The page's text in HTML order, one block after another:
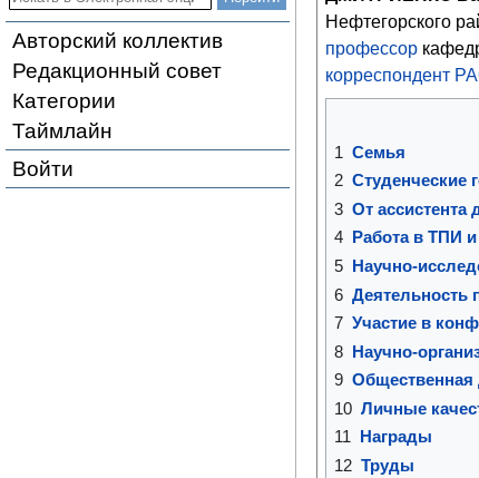
Авторский коллектив
Редакционный совет
Категории
Таймлайн
Войти
Нефтегорского
профессор
корреспондент
1 Семья
2 Студенческие
3 От ассистента
4
Работа в ТПИ
5 Научно-
6 Деятельность
7 Участие в
8 Научно-
9 Общественная
10 Личные
11 Награды
12 Труды